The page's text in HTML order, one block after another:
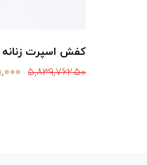
کفش اسپرت زنانه
5,839,762.50